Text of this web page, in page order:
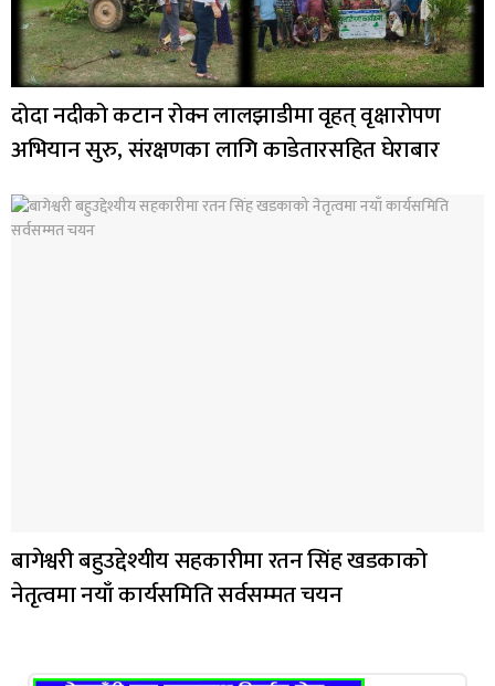
दोदा नदीको कटान रोक्न लालझाडीमा वृहत् वृक्षारोपण
अभियान सुरु, संरक्षणका लागि काडेतारसहित घेराबार
बागेश्वरी बहुउद्देश्यीय सहकारीमा रतन सिंह खडकाको
नेतृत्वमा नयाँ कार्यसमिति सर्वसम्मत चयन